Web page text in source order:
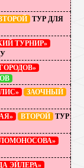
ТУР ДЛЯ
ТУРНИР»
ЗАОЧНЫЙ
ВТОРОЙ ТУР
ЭЙЛЕРА»